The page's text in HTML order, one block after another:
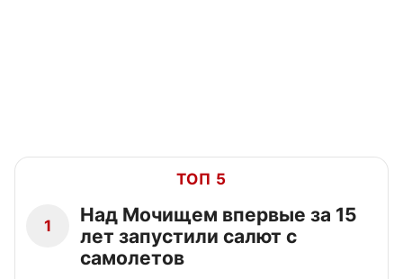
ТОП 5
1
Над Мочищем впервые за 15
лет запустили салют с
самолетов